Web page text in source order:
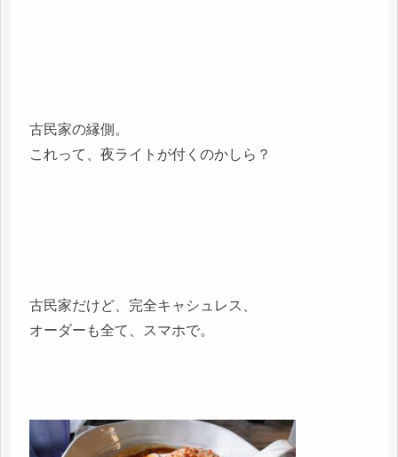
古民家の縁側。
これって、夜ライトが付くのかしら？
古民家だけど、完全キャシュレス、
オーダーも全て、スマホで。